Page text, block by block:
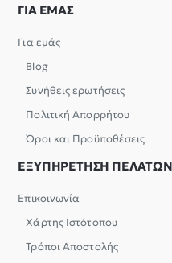
ΓΙΑ ΕΜΑΣ
Για εμάς
Blog
Συνήθεις ερωτήσεις
Πολιτική Απορρήτου
Όροι και Προϋποθέσεις
ΕΞΥΠΗΡΕΤΗΣΗ ΠΕΛΑΤΩΝ
Επικοινωνία
Χάρτης Ιστότοπου
Τρόποι Αποστολής